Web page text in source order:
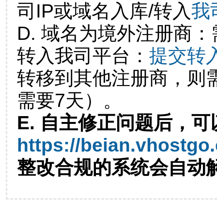
司IP或域名入库/转入我
D. 域名为境外注册商
转入我司平台： 提交转
转移到其他注册商，则
需要7天）。
E. 自主修正问题后，可
https://
整改合规的系统会自动